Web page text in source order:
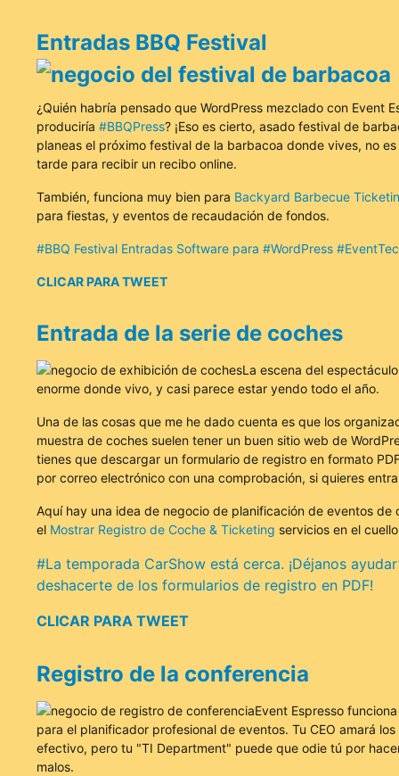
Entradas BBQ Festival
¿Quién habría pensado que WordPress mezclado con Event
produciría #BBQPress? ¡Eso es cierto, asado festival de
planeas el próximo festival de la barbacoa donde vives, no
tarde para recibir un recibo online.
También, funciona muy bien para Backyard Barbecue
para fiestas, y eventos de recaudación de fondos.
#BBQ Festival Entradas Software para #WordPress
CLICAR PARA TWEET
Entrada de la serie de coches
La escena del
enorme donde vivo, y casi parece estar yendo todo el año.
Una de las cosas que me he dado cuenta es que los
muestra de coches suelen tener un buen sitio web de
tienes que descargar un formulario de registro en formato
por correo electrónico con una comprobación, si quieres
Aquí hay una idea de negocio de planificación de eventos de
el Mostrar Registro de Coche & Ticketing servicios en el
#La temporada CarShow está cerca. ¡Déjanos
deshacerte de los formularios de registro en PDF!
CLICAR PARA TWEET
Registro de la conferencia
Event Espresso
para el planificador profesional de eventos. Tu CEO amará los
efectivo, pero tu "TI Department" puede que odie tú por
malos.